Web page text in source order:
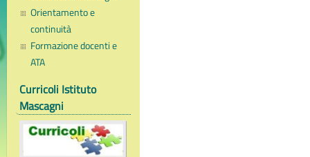
Orientamento e
continuità
Formazione docenti e
ATA
Curricoli Istituto
Mascagni